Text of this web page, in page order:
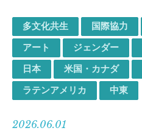
多文化共生 国際協力
アート ジェンダー
日本 米国・カナダ
ラテンアメリカ 中東
2026.06.01